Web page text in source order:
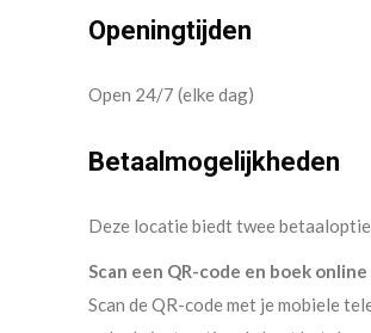
Openingtijden
Open 24/7 (elke dag)
Betaalmogelijkheden
Deze locatie biedt twee
Scan een QR-code en boek online
Scan de QR-code met je mobiele